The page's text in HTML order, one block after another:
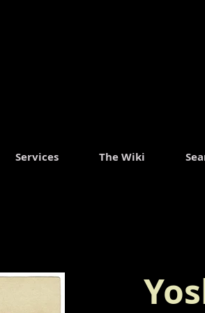
Services The Wiki